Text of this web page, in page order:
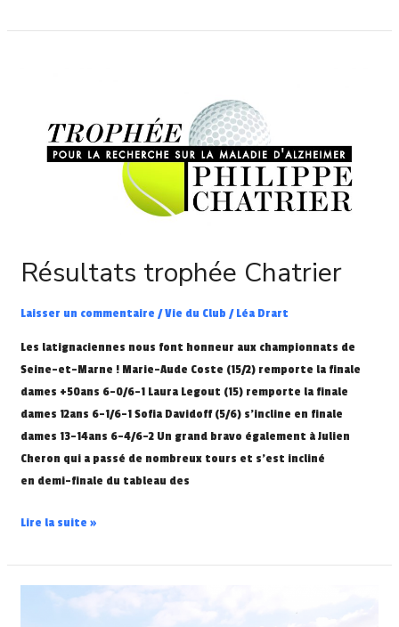
Résultats trophée Chatrier
Laisser un commentaire /Vie du Club /Léa Drart
Les latignaciennes nous font honneur aux championnats de
Seine-et-Marne ! Marie-Aude Coste (15/2) remporte la finale
dames +50ans 6-0/6-1 Laura Legout (15) remporte la finale
dames 12ans 6-1/6-1 Sofia Davidoff (5/6) s’incline en finale
dames 13-14ans 6-4/6-2 Un grand bravo également à Julien
Cheron qui a passé de nombreux tours et s’est incliné
en demi-finale du tableau des
Lire la suite »